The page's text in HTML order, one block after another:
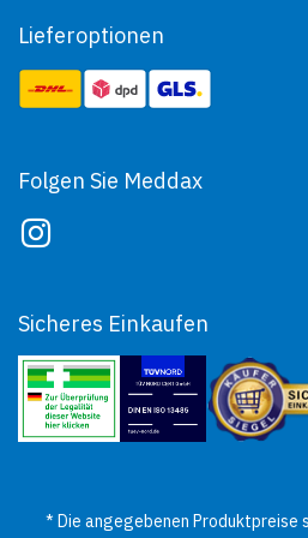
Lieferoptionen
Folgen Sie Meddax
Sicheres Einkaufen
* Die angegebenen Produktpreise